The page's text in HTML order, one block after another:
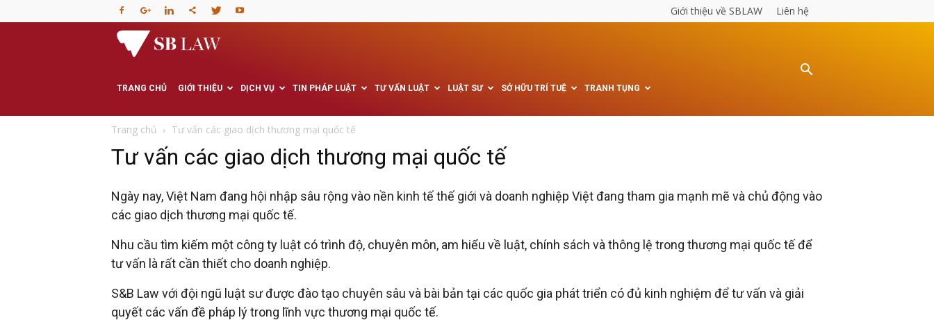
Giới thiệu về SBLAW Liên hệ
phòng
Luật
sư
Tư
vấn
TRANG CHỦ GIỚI THIỆU DỊCH VỤ TIN PHÁP LUẬT TƯ VẤN LUẬT LUẬT SƯ SỞ HỮU TRÍ TUỆ TRANH TỤNG
Trang chủ Tư vấn các giao dịch thương mại quốc tế
Tư vấn các giao dịch thương mại quốc tế
Ngày nay, Việt Nam đang hội nhập sâu rộng vào nền kinh tế thế giới và doanh nghiệp Việt đang tham gia mạnh mẽ và chủ động vào
các giao dịch thương mại quốc tế.
Nhu cầu tìm kiếm một công ty luật có trình độ, chuyên môn, am hiểu về luật, chính sách và thông lệ trong thương mại quốc tế để
tư vấn là rất cần thiết cho doanh nghiệp.
S&B Law với đội ngũ luật sư được đào tạo chuyên sâu và bài bản tại các quốc gia phát triển có đủ kinh nghiệm để tư vấn và giải
quyết các vấn đề pháp lý trong lĩnh vực thương mại quốc tế.